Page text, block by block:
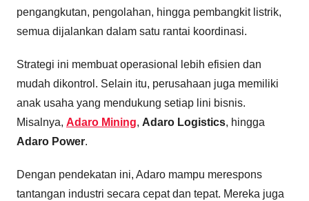
pengangkutan, pengolahan, hingga pembangkit listrik,
semua dijalankan dalam satu rantai koordinasi.
Strategi ini membuat operasional lebih efisien dan
mudah dikontrol. Selain itu, perusahaan juga memiliki
anak usaha yang mendukung setiap lini bisnis.
Misalnya, Adaro Mining, Adaro Logistics, hingga
Adaro Power.
Dengan pendekatan ini, Adaro mampu merespons
tantangan industri secara cepat dan tepat. Mereka juga